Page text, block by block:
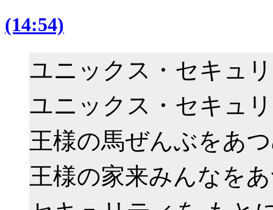
(14:54)
ユニックス・セキュ
ユニックス・セキュ
王様の馬ぜんぶをあ
王様の家来みんなを